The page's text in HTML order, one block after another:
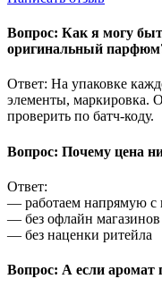
Вопрос: Как я могу
оригинальный
Ответ: На упаковке
элементы, маркировка.
проверить по батч-коду.
Вопрос: Почему цена
Ответ:
— работаем напрямую с
— без офлайн магазинов
— без наценки ритейла
Вопрос: А если аромат